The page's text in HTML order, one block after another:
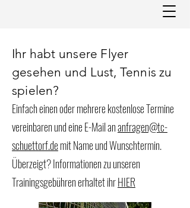
Ihr habt unsere Flyer
gesehen und Lust, Tennis zu
spielen?
Einfach einen oder mehrere kostenlose Termine
vereinbaren und eine E-Mail ananfragen@tc-
schuettorf.demit Name und Wunschtermin.
Überzeigt? Informationen zu unseren
Trainingsgebühren erhaltet ihrHIER